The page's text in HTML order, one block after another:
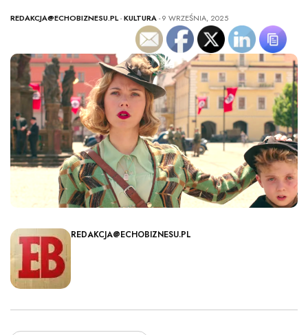
REDAKCJA@ECHOBIZNESU.PL-KULTURA- 9 WRZEŚNIA, 2025
REDAKCJA@ECHOBIZNESU.PL